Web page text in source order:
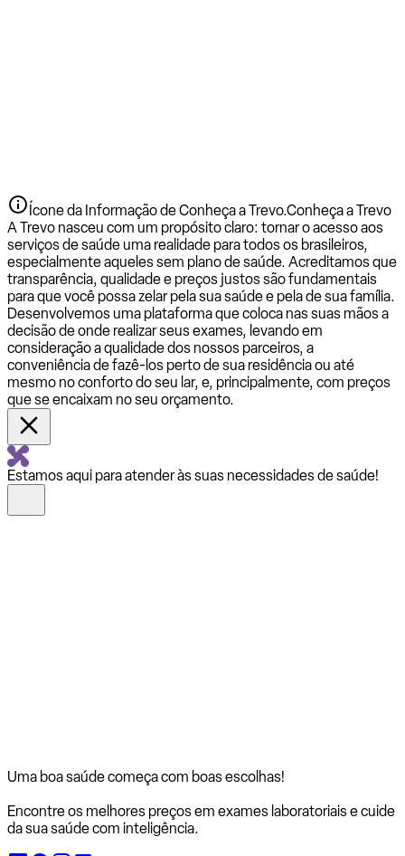
Ícone da Informação de Conheça a Trevo.Conheça a Trevo
A Trevo nasceu com um propósito claro: tornar o acesso aos
serviços de saúde uma realidade para todos os brasileiros,
especialmente aqueles sem plano de saúde. Acreditamos que
transparência, qualidade e preços justos são fundamentais
para que você possa zelar pela sua saúde e pela de sua família.
Desenvolvemos uma plataforma que coloca nas suas mãos a
decisão de onde realizar seus exames, levando em
consideração a qualidade dos nossos parceiros, a
conveniência de fazê-los perto de sua residência ou até
mesmo no conforto do seu lar, e, principalmente, com preços
que se encaixam no seu orçamento.
Estamos aqui para atender às suas necessidades de saúde!
Uma boa saúde começa com boas escolhas!
Encontre os melhores preços em exames laboratoriais e cuide
da sua saúde com inteligência.